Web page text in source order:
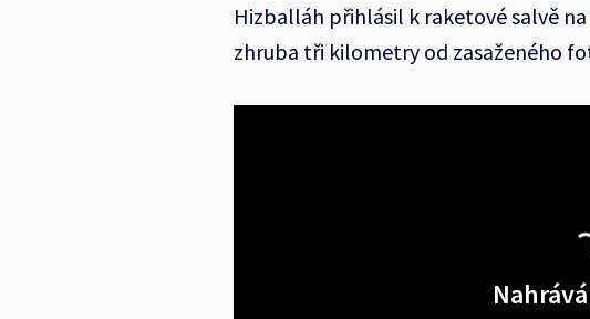
Hizballáh přihlásil k raketové salvě
zhruba tři kilometry od zasaženého